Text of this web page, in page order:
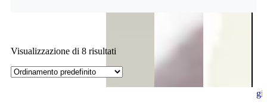
Aggiungi
Visualizzazione di 8 risultati